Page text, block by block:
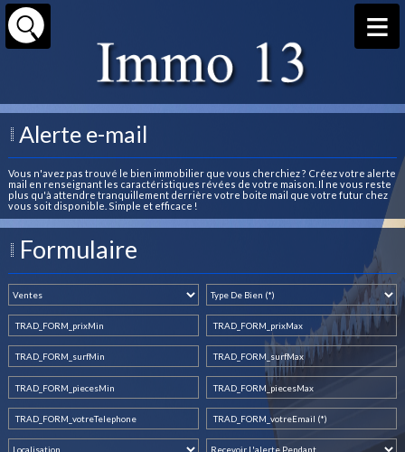
Alerte e-mail
Vous n'avez pas trouvé le bien immobilier que vous cherchiez ? Créez votre alerte
mail en renseignant les caractéristiques révées de votre maison. Il ne vous reste
plus qu'à attendre tranquillement derrière votre boite mail que votre futur chez
vous soit disponible. Simple et efficace !
Formulaire